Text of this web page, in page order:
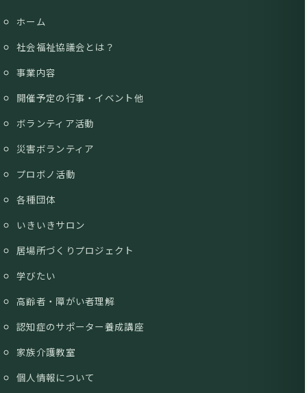
ホーム
社会福祉協議会とは？
事業内容
開催予定の行事・イベント他
ボランティア活動
災害ボランティア
プロボノ活動
各種団体
いきいきサロン
居場所づくりプロジェクト
学びたい
高齢者・障がい者理解
認知症のサポーター養成講座
家族介護教室
個人情報について